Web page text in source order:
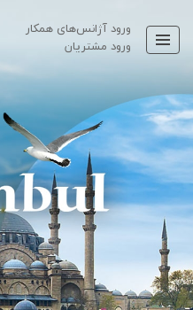
ورود آژانس‌های همکار
ورود مشتریان